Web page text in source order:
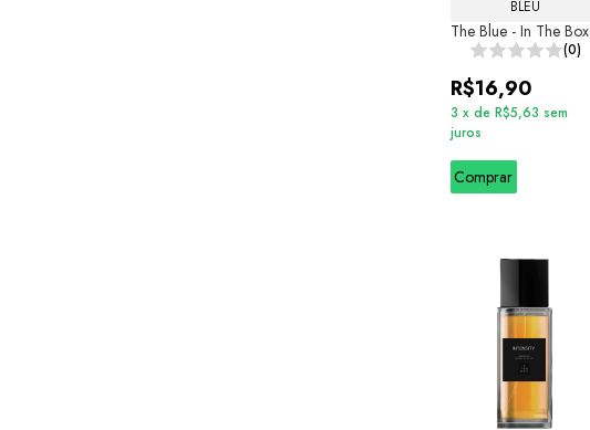
BLEU
The Blue - In The Box
(0)
R$16,90
3 x de R$5,63 sem
juros
Comprar